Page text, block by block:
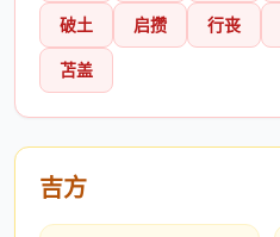
破土
启攒 行丧
苫盖
吉方